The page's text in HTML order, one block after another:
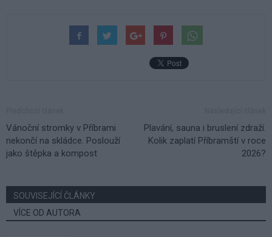
Vánoční stromky v Příbrami
nekončí na skládce. Poslouží
jako štěpka a kompost
Plavání, sauna i bruslení zdraží.
Kolik zaplatí Příbramští v roce
2026?
SOUVISEJÍCÍ ČLÁNKY
VÍCE OD AUTORA